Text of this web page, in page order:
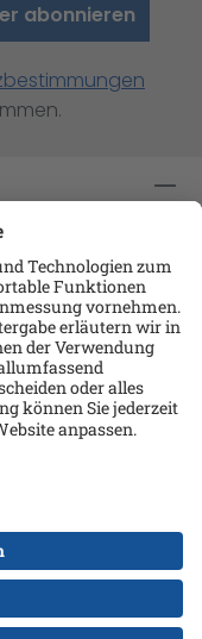
abonnieren
Kontakt
zzgl.
wenn